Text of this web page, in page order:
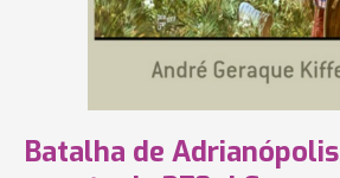
Batalha de